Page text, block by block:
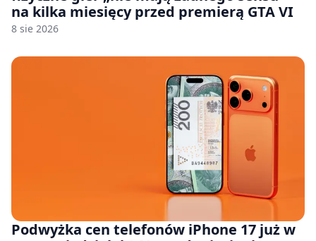
na kilka miesięcy przed premierą GTA VI
8 sie 2026
Podwyżka cen telefonów iPhone 17 już w